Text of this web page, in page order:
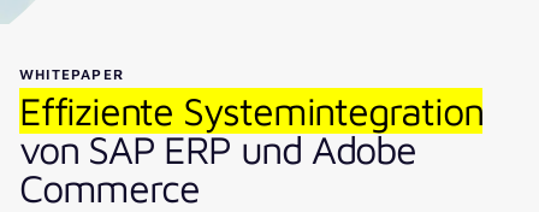
WHITEPAPER
Effiziente Systemintegration
von SAP ERP und Adobe
Commerce